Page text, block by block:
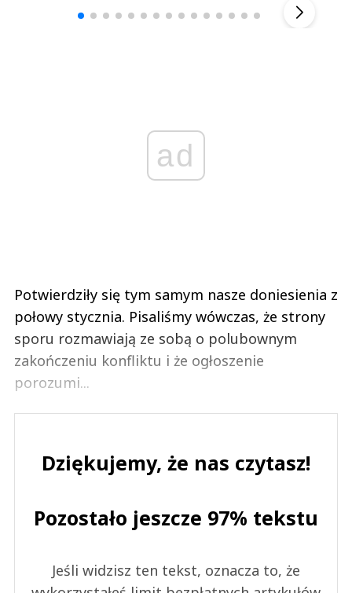
ad
Potwierdziły się tym samym nasze doniesienia z
połowy stycznia. Pisaliśmy wówczas, że strony
sporu rozmawiają ze sobą o polubownym
zakończeniu konfliktu i że ogłoszenie
porozumi...
Dziękujemy, że nas czytasz!
Pozostało jeszcze 97% tekstu
Jeśli widzisz ten tekst, oznacza to, że